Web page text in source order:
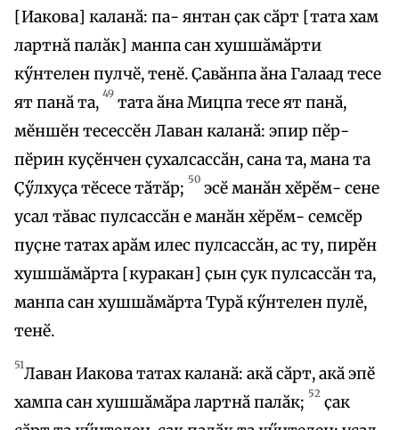
[Иакова] каланӑ: па- янтан ҫак сӑрт [тата хам
лартнӑ палӑк] манпа сан хушшӑмӑрти
кӳнтелен пулчӗ, тенӗ. Ҫавӑнпа ӑна Галаад тесе
ят панӑ та, 49 тата ӑна Мицпа тесе ят панӑ,
мӗншӗн тесессӗн Лаван каланӑ: эпир пӗр-
пӗрин куҫӗнчен ҫухалсассӑн, сана та, мана та
Ҫӳлхуҫа тӗсесе тӑтӑр; 50 эсӗ манӑн хӗрӗм- сене
усал тӑвас пулсассӑн е манӑн хӗрӗм- семсӗр
пуҫне татах арӑм илес пулсассӑн, ас ту, пирӗн
хушшӑмӑрта [куракан] ҫын ҫук пулсассӑн та,
манпа сан хушшӑмӑрта Турӑ кӳнтелен пулӗ,
тенӗ.
51Лаван Иакова татах каланӑ: акӑ сӑрт, акӑ эпӗ
хампа сан хушшӑмӑра лартнӑ палӑк; 52 ҫак